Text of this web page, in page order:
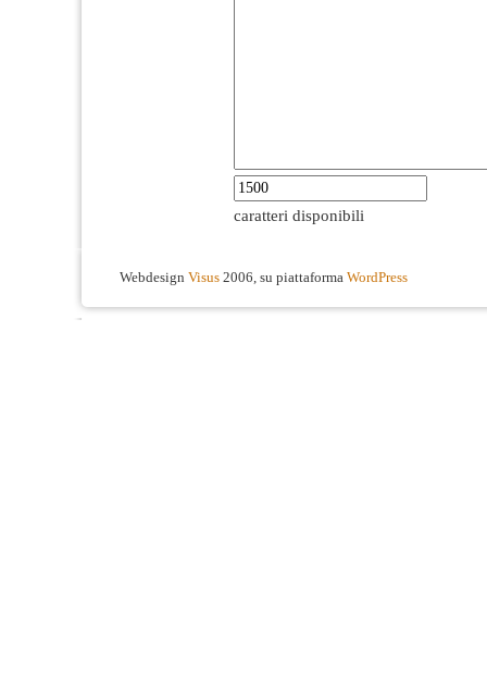
caratteri disponibili
Webdesign Visus 2006, su piattaforma WordPress